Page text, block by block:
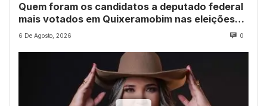
Quem foram os candidatos a deputado federal
mais votados em Quixeramobim nas eleições
de 2022?
6 De Agosto, 2026 0